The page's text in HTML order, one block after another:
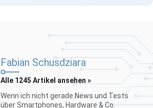
Fabian Schusdziara
Alle 1245 Artikel ansehen »
Wenn ich nicht gerade News und Tests
über Smartphones, Hardware & Co.